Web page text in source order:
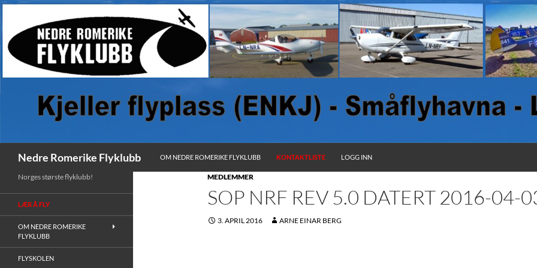
Nedre Romerike Flyklubb
OM NEDRE ROMERIKE FLYKLUBB
KONTAKTLISTE LOGG INN
MEDLEMMER
SOP NRF REV 5.0 DATERT 2016-04-
3. APRIL 2016 ARNE EINAR BERG
Norges største flyklubb!
LÆR Å FLY
OM NEDRE ROMERIKE
FLYKLUBB
FLYSKOLEN